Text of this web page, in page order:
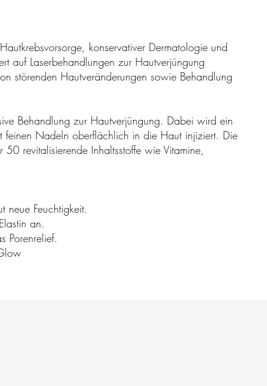
konservativer Dermatologie und
auf Laserbehandlungen zur Hautverjüngung
störenden Hautveränderungen sowie Behandlung
Behandlung zur Hautverjüngung. Dabei wird ein
feinen Nadeln oberflächlich in die Haut injiziert. Die
revitalisierende Inhaltsstoffe wie Vitamine,
neue Feuchtigkeit.
an.
Porenrelief.